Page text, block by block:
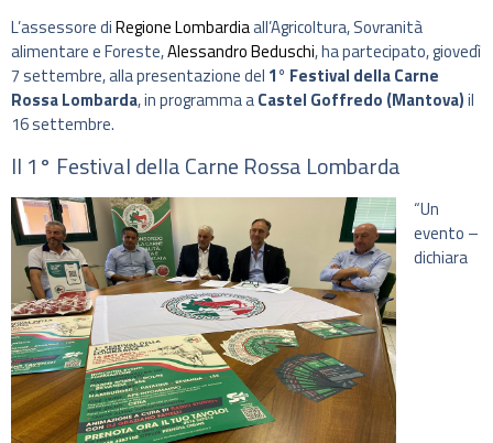
L’assessore diRegione Lombardiaall’Agricoltura, Sovranità
alimentare e Foreste,Alessandro Beduschi, ha partecipato, giovedì
7 settembre, alla presentazione del 1° Festival della Carne
Rossa Lombarda, in programma aCastel Goffredo (Mantova)il
16 settembre.
Il 1° Festival della Carne Rossa Lombarda
“Un
evento –
dichiara